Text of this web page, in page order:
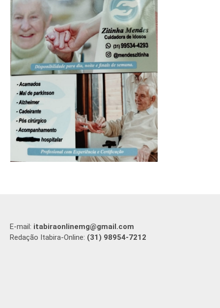
E-mail: itabiraonlinemg@gmail.com
Redação Itabira-Online: (31) 98954-7212